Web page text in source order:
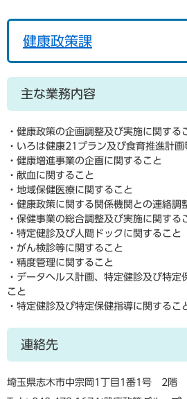
健康政策課
主な業務内容
・健康政策の企画調整及び実施に関する
・いろは健康21プラン及び食育推進計
・健康増進事業の企画に関すること
・献血に関すること
・地域保健医療に関すること
・健康政策に関する関係機関との連絡調
・保健事業の総合調整及び実施に関する
・特定健診及び人間ドックに関すること
・がん検診等に関すること
・精度管理に関すること
・データヘルス計画、特定健診及び特定
こと
・特定健診及び特定保健指導に関するこ
連絡先
埼玉県志木市中宗岡1丁目1番1号 2階